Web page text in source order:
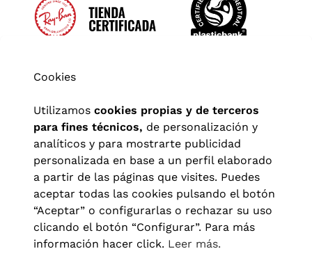
Aviso legal| Política de privacidad Términos y condiciones
Política de cookies|Configuración de cookies
Cookies
Utilizamos cookies propias y de terceros
para fines técnicos, de personalización y
analíticos y para mostrarte publicidad
personalizada en base a un perfil elaborado
a partir de las páginas que visites. Puedes
aceptar todas las cookies pulsando el botón
“Aceptar” o configurarlas o rechazar su uso
clicando el botón “Configurar”. Para más
información hacer click. Leer más.